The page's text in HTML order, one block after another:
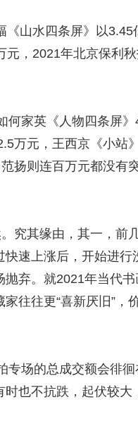
山水四条屏》以3.45
，2021年北京保利秋
家英《人物四条屏》
万元，王西京《小站
扬则连百万元都没有
究其缘由，其一，前
速上涨后，开始进行
弃。就2021年当代
往往更“喜新厌旧”，
场的总成交额会徘徊
也不抗跌，起伏较大